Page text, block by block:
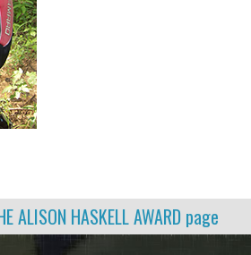
ALISON HASKELL AWARDpage